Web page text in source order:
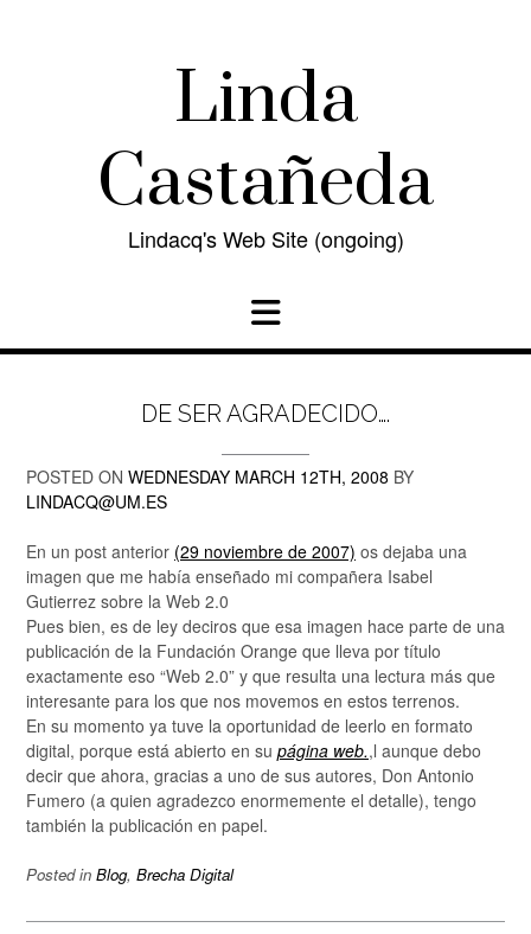
Linda
Castañeda
Lindacq's Web Site (ongoing)
DE SER AGRADECIDO….
POSTED ON WEDNESDAY MARCH 12TH, 2008 BY
LINDACQ@UM.ES
En un post anterior (29 noviembre de 2007) os dejaba una
imagen que me había enseñado mi compañera Isabel
Gutierrez sobre la Web 2.0
Pues bien, es de ley deciros que esa imagen hace parte de una
publicación de la Fundación Orange que lleva por título
exactamente eso “Web 2.0” y que resulta una lectura más que
interesante para los que nos movemos en estos terrenos.
En su momento ya tuve la oportunidad de leerlo en formato
digital, porque está abierto en su página web.,l aunque debo
decir que ahora, gracias a uno de sus autores, Don Antonio
Fumero (a quien agradezco enormemente el detalle), tengo
también la publicación en papel.
Posted in Blog, Brecha Digital